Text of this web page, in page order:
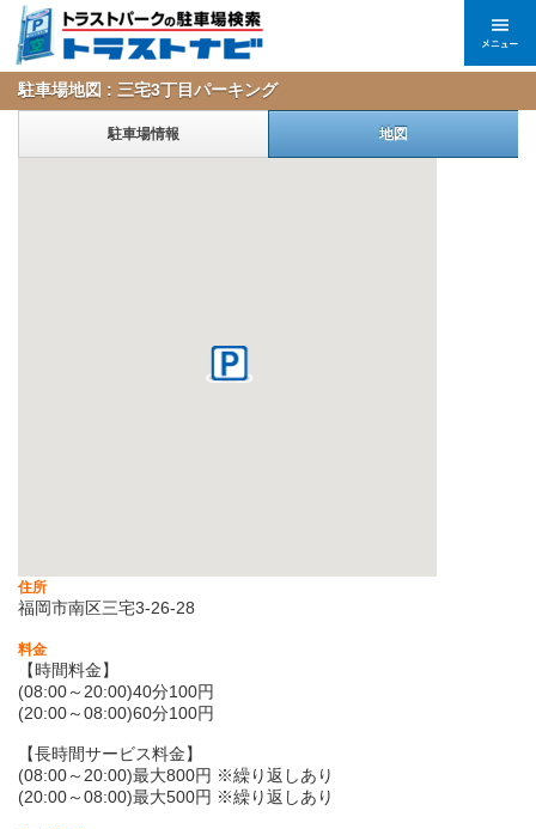
駐車場地図 : 三宅3丁目パーキング
駐車場情報 地図
住所
福岡市南区三宅3-26-28
料金
【時間料金】
(08:00～20:00)40分100円
(20:00～08:00)60分100円
【長時間サービス料金】
(08:00～20:00)最大800円 ※繰り返しあり
(20:00～08:00)最大500円 ※繰り返しあり